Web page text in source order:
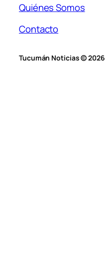
Quiénes Somos
Contacto
Tucumán Noticias © 2026